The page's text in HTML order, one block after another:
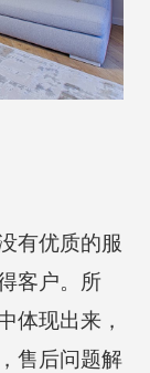
有优质的服
客户。所
体现出来，
售后问题解